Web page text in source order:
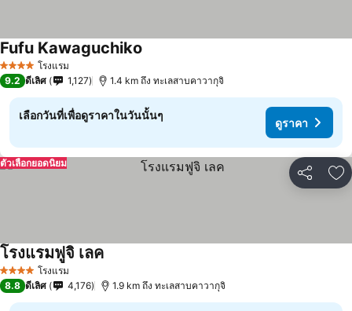
4 ดาว โรงแรม
Fufu Kawaguchiko
9.2 ดีเลิศ 1,127 1.4 km ถึง ทะเลสาบคาวากุจิ
เลือกวันที่เพื่อดูราคาในวันนั้นๆ
ดูราคา
แชร์ เ
ตัวเลือกยอดนิยม
4 ดาว โรงแรม
โรงแรมฟูจิ เลคดูราคา
8.8 ดีเลิศ 4,176 1.9 km ถึง ทะเลสาบคาวากุจิ